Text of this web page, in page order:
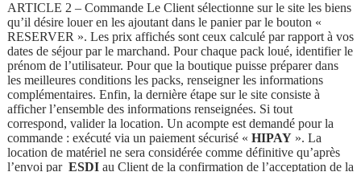
ARTICLE 2 – Commande Le Client sélectionne sur le site les biens
qu’il désire louer en les ajoutant dans le panier par le bouton «
RESERVER ». Les prix affichés sont ceux calculé par rapport à vos
dates de séjour par le marchand. Pour chaque pack loué, identifier le
prénom de l’utilisateur. Pour que la boutique puisse préparer dans
les meilleures conditions les packs, renseigner les informations
complémentaires. Enfin, la dernière étape sur le site consiste à
afficher l’ensemble des informations renseignées. Si tout
correspond, valider la location. Un acompte est demandé pour la
commande : exécuté via un paiement sécurisé « HIPAY». La
location de matériel ne sera considérée comme définitive qu’après
l’envoi par ESDIau Client de la confirmation de l’acceptation de la